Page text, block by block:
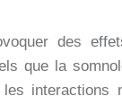
des
que la
les interactions